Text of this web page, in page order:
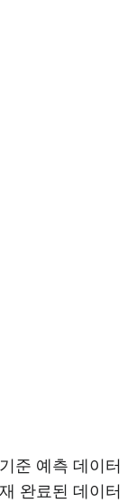
준 예측 데이터
완료된 데이터